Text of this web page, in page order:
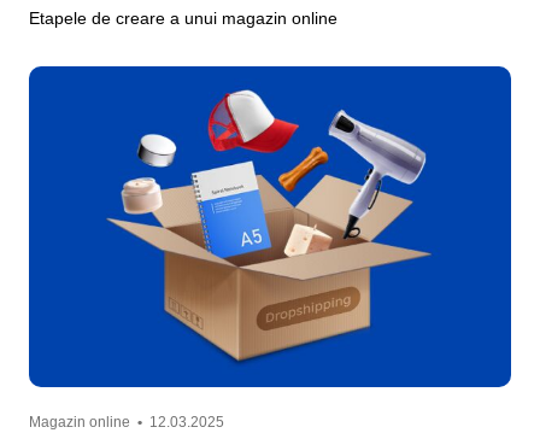
Etapele de creare a unui magazin online
Magazin online • 12.03.2025